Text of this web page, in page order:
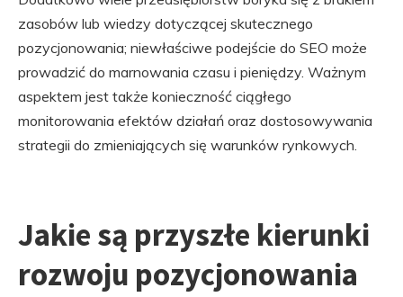
zasobów lub wiedzy dotyczącej skutecznego
pozycjonowania; niewłaściwe podejście do SEO może
prowadzić do marnowania czasu i pieniędzy. Ważnym
aspektem jest także konieczność ciągłego
monitorowania efektów działań oraz dostosowywania
strategii do zmieniających się warunków rynkowych.
Jakie są przyszłe kierunki
rozwoju pozycjonowania